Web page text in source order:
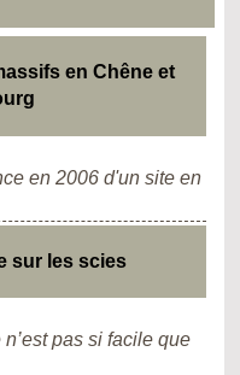
en Chêne et
en 2006 d'un site en
sur les scies
pas si facile que